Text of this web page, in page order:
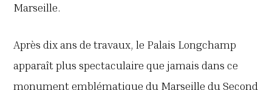
Marseille.
Après dix ans de travaux, le Palais Longchamp
apparaît plus spectaculaire que jamais dans ce
monument emblématique du Marseille du Second